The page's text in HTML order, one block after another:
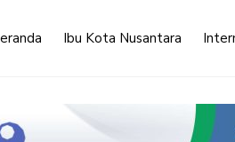
Ibu Kota Nusantara